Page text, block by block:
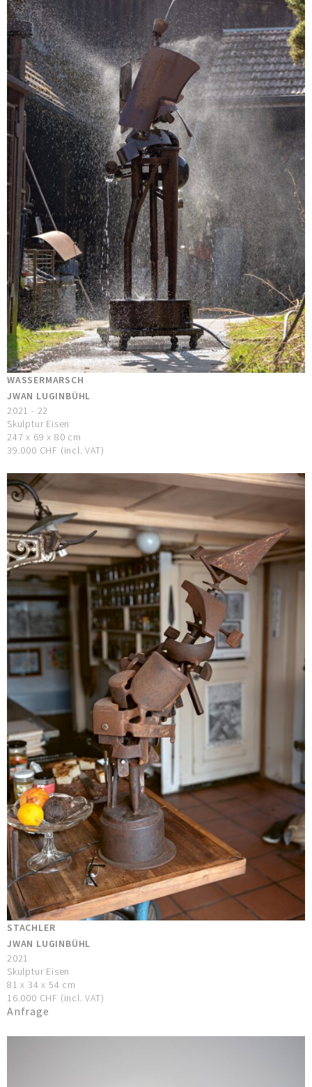
WASSERMARSCH
JWAN LUGINBÜHL
2021 - 22
Skulptur Eisen
247 x 69 x 80 cm
39.000 CHF (incl. VAT)
STACHLER
JWAN LUGINBÜHL
2021
Skulptur Eisen
81 x 34 x 54 cm
16.000 CHF (incl. VAT)
Anfrage